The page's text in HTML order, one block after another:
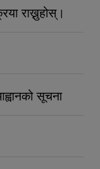
राख्नुहोस्।
सूचना